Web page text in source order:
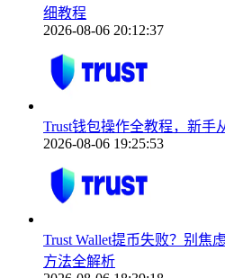
细教程
2026-08-06 20:12:37
Trust钱包操作全教程，新手
2026-08-06 19:25:53
Trust Wallet提币失败？别焦
方法全解析